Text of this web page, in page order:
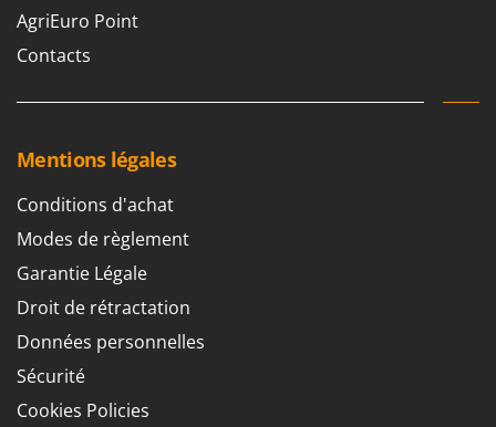
AgriEuro Point
Contacts
Mentions légales
Conditions d'achat
Modes de règlement
Garantie Légale
Droit de rétractation
Données personnelles
Sécurité
Cookies Policies